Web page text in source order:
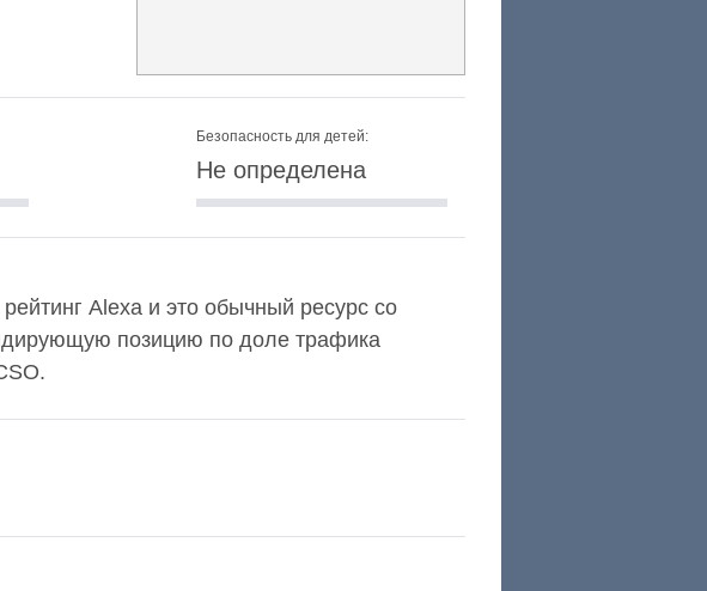
Безопасность для детей:
Не определена
Alexa и это обычный ресурс со
позицию по доле трафика